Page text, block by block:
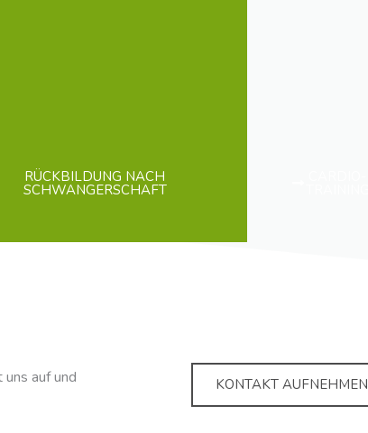
RÜCKBILDUNG NACH
SCHWANGERSCHAFT
auf und
KONTAKT AUFNEHMEN